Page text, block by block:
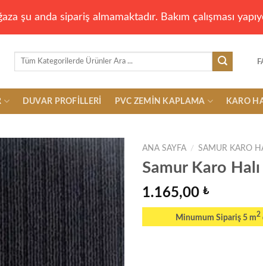
şu anda sipariş almamaktadır. Bakım çalışması
Ara:
DUVAR PROFILLERI PVC ZEMIN KAPLAMA KARO
Add to
wishlist
ANA SAYFA / SAMUR KARO
Samur Karo
1.165,00 ₺
Minumum Sipariş 5 m2